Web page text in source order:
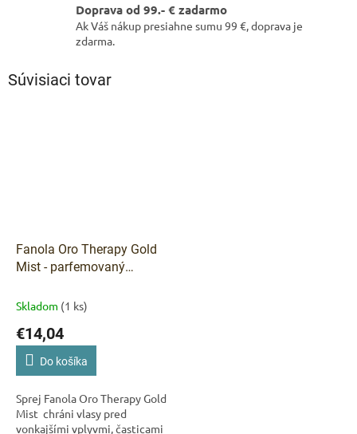
Doprava od 99.- € zadarmo
Ak Váš nákup presiahne sumu 99 €, doprava je
zdarma.
Súvisiaci tovar
Fanola Oro Therapy Gold
Mist - parfemovaný
Skladom (1 ks)
€14,04
Do košíka
Sprej Fanola Oro Therapy Gold
Mist chráni vlasy pred
vonkajšími vplyvmi, časticami